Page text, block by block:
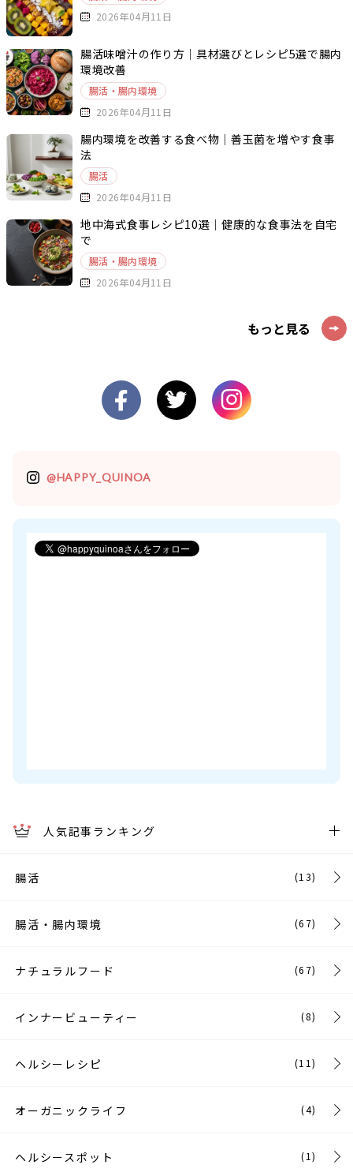
2026年04月11日
腸活味噌汁の作り方｜具材選びとレシピ5選で腸内
環境改善
腸活・腸内環境
2026年04月11日
腸内環境を改善する食べ物｜善玉菌を増やす食事
法
腸活
2026年04月11日
地中海式食事レシピ10選｜健康的な食事法を自宅
で
腸活・腸内環境
2026年04月11日
もっと見る
@HAPPY_QUINOA
人気記事ランキング
腸活 (13)
腸活・腸内環境 (67)
ナチュラルフード (67)
インナービューティー (8)
ヘルシーレシピ (11)
オーガニックライフ (4)
ヘルシースポット (1)